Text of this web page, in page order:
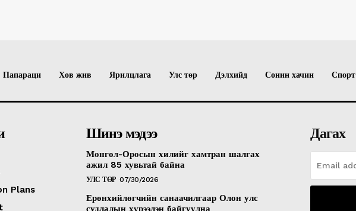
Папараци Хов жив Ярилцлага Улс төр Дэлхийд Сонин хачин Спорт
Plans
Шинэ мэдээ
Монгол-Оросын хилийг хамтран шалгах
ажил 85 хувьтай байна
УЛС ТӨР 07/30/2026
Ерөнхийлөгчийн санаачилгаар Олон улс
судлалын хүрээлэн байгуулна
Дагах